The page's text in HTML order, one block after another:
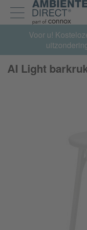
Navigatie uit- en
Summer Sale:
Voor u!
AI Light